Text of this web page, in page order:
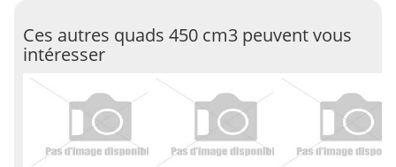
Ces autres quads 450 cm3 peuvent vous
intéresser